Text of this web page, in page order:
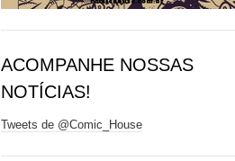
ACOMPANHE NOSSAS
NOTÍCIAS!
Tweets de @Comic_House